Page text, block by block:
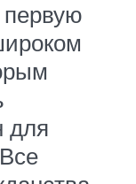
первую
для